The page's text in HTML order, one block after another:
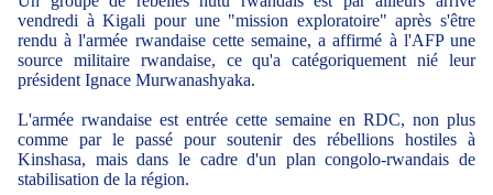
vendredi à Kigali pour une "mission exploratoire" après s'être
rendu à l'armée rwandaise cette semaine, a affirmé à l'AFP une
source militaire rwandaise, ce qu'a catégoriquement nié leur
président Ignace Murwanashyaka.
L'armée rwandaise est entrée cette semaine en RDC, non plus
comme par le passé pour soutenir des rébellions hostiles à
Kinshasa, mais dans le cadre d'un plan congolo-rwandais de
stabilisation de la région.